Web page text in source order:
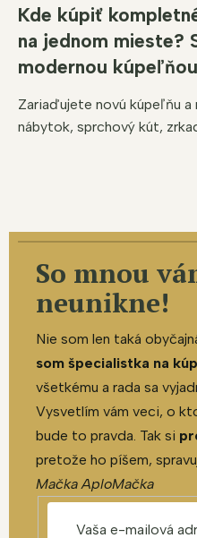
Kde kúpiť
na jednom mieste?
modernou kúpeľňou
Zariaďujete novú kúpeľňu
nábytok, sprchový kút,
So mnou
neunikne!
Nie som len taká
som špecialistka na
všetkému a rada sa
Vysvetlím vám veci, o
bude to pravda. Tak si
pretože ho píšem,
Mačka AploMačka